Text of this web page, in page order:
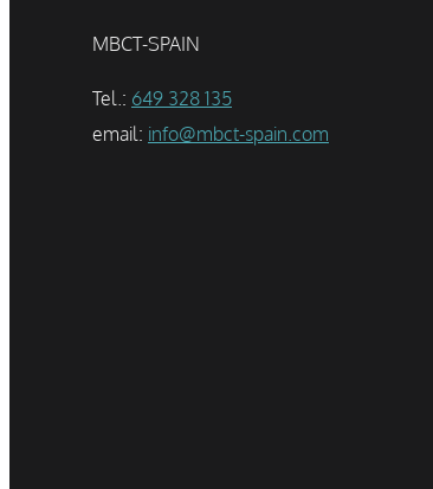
MBCT-SPAIN
Tel.: 649 328 135
email: info@mbct-spain.com